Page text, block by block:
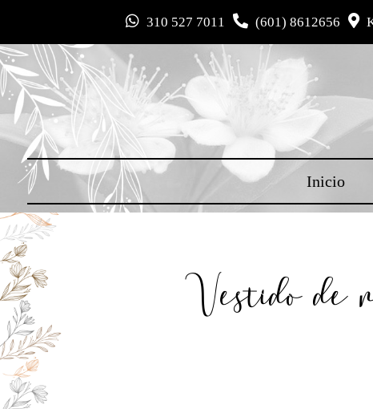
310 527 7011 (601) 8612656
Inicio
Vestido de